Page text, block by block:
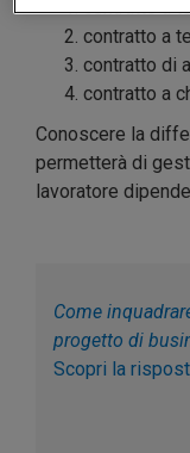
contratto a
contratto a
contratto di
contratto a
Conoscere la
permetterà di
lavoratore
Come
progetto di
Scopri la